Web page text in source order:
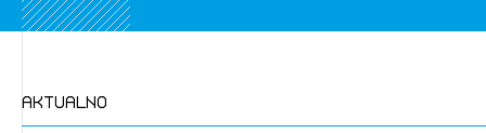
aktualno